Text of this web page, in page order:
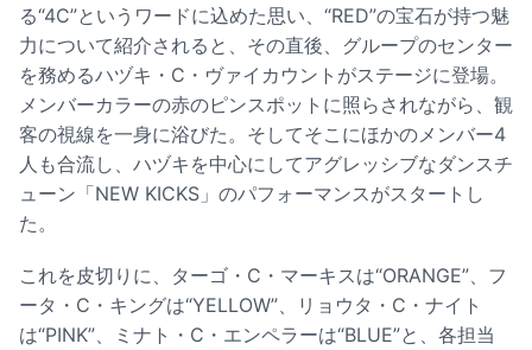
る“4C”というワードに込めた思い、“RED”の宝石が持つ魅
力について紹介されると、その直後、グループのセンター
を務めるハヅキ・C・ヴァイカウントがステージに登場。
メンバーカラーの赤のピンスポットに照らされながら、観
客の視線を一身に浴びた。そしてそこにほかのメンバー4
人も合流し、ハヅキを中心にしてアグレッシブなダンスチ
ューン「NEW KICKS」のパフォーマンスがスタートし
た。
これを皮切りに、ターゴ・C・マーキスは“ORANGE”、フ
ータ・C・キングは“YELLOW”、リョウタ・C・ナイト
は“PINK”、ミナト・C・エンペラーは“BLUE”と、各担当